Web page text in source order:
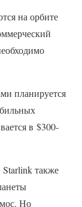
на орбите
планируется
в $300-
также
Но